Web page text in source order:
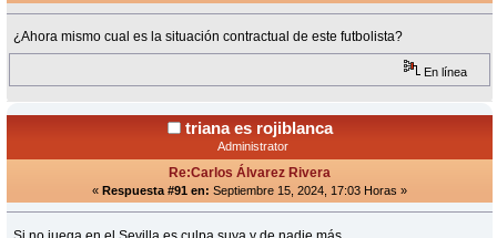
¿Ahora mismo cual es la situación contractual de este futbolista?
En línea
triana es rojiblanca
Administrator
Re:Carlos Álvarez Rivera
« Respuesta #91 en: Septiembre 15, 2024, 17:03 Horas »